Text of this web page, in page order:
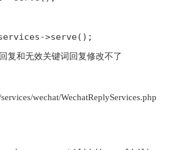
复和无效关键词回复修改不了
wechat/WechatReplyServices.php